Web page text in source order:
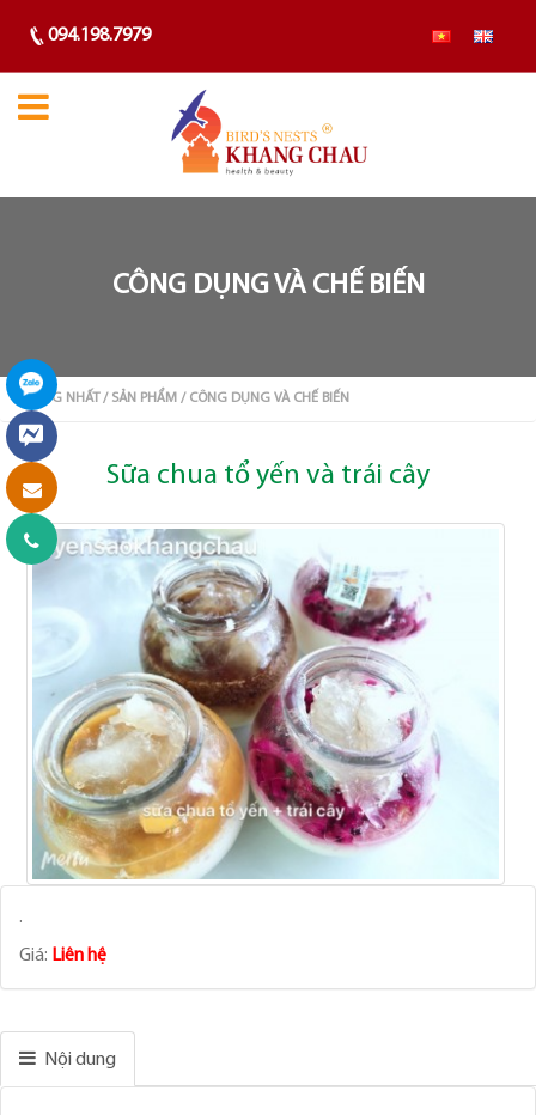
094.198.7979
CÔNG DỤNG VÀ CHẾ BIẾN
TRANG NHẤT / SẢN PHẨM / CÔNG DỤNG VÀ CHẾ BIẾN
Sữa chua tổ yến và trái cây
.
Giá: Liên hệ
Nội dung